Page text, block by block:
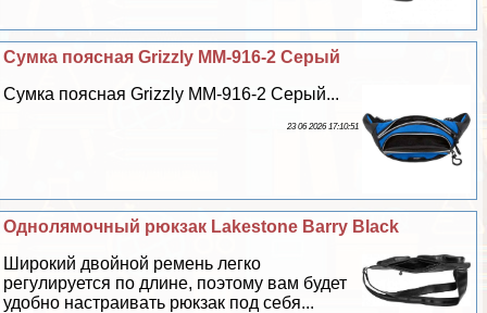
Сумка поясная Grizzly MM-916-2 Серый
Сумка поясная Grizzly MM-916-2 Серый...
23 06 2026 17:10:51
Однолямочный рюкзак Lakestone Barry Black
Широкий двойной ремень легко
регулируется по длине, поэтому вам будет
удобно настраивать рюкзак под себя...